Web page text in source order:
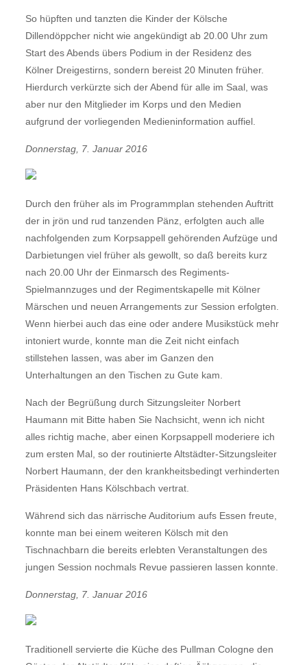
So hüpften und tanzten die Kinder der Kölsche
Dillendöppcher nicht wie angekündigt ab 20.00 Uhr zum
Start des Abends übers Podium in der Residenz des
Kölner Dreigestirns, sondern bereist 20 Minuten früher.
Hierdurch verkürzte sich der Abend für alle im Saal, was
aber nur den Mitglieder im Korps und den Medien
aufgrund der vorliegenden Medieninformation auffiel.
Donnerstag, 7. Januar 2016
Durch den früher als im Programmplan stehenden Auftritt
der in jrön und rud tanzenden Pänz, erfolgten auch alle
nachfolgenden zum Korpsappell gehörenden Aufzüge und
Darbietungen viel früher als gewollt, so daß bereits kurz
nach 20.00 Uhr der Einmarsch des Regiments-
Spielmannzuges und der Regimentskapelle mit Kölner
Märschen und neuen Arrangements zur Session erfolgten.
Wenn hierbei auch das eine oder andere Musikstück mehr
intoniert wurde, konnte man die Zeit nicht einfach
stillstehen lassen, was aber im Ganzen den
Unterhaltungen an den Tischen zu Gute kam.
Nach der Begrüßung durch Sitzungsleiter Norbert
Haumann mit Bitte haben Sie Nachsicht, wenn ich nicht
alles richtig mache, aber einen Korpsappell moderiere ich
zum ersten Mal, so der routinierte Altstädter-Sitzungsleiter
Norbert Haumann, der den krankheitsbedingt verhinderten
Präsidenten Hans Kölschbach vertrat.
Während sich das närrische Auditorium aufs Essen freute,
konnte man bei einem weiteren Kölsch mit den
Tischnachbarn die bereits erlebten Veranstaltungen des
jungen Session nochmals Revue passieren lassen konnte.
Donnerstag, 7. Januar 2016
Traditionell servierte die Küche des Pullman Cologne den